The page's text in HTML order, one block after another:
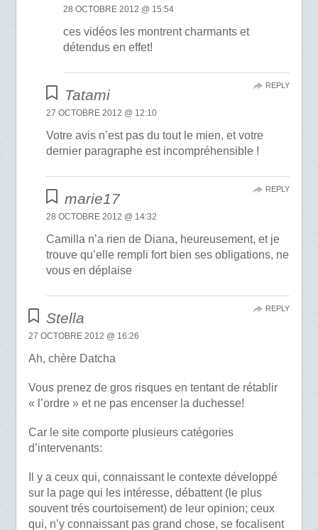
28 OCTOBRE 2012 @ 15:54
ces vidéos les montrent charmants et
détendus en effet!
Tatami
27 OCTOBRE 2012 @ 12:10
Votre avis n’est pas du tout le mien, et votre
dernier paragraphe est incompréhensible !
REPLY
marie17
28 OCTOBRE 2012 @ 14:32
Camilla n’a rien de Diana, heureusement, et je
trouve qu’elle rempli fort bien ses obligations, ne
vous en déplaise
REPLY
Stella
27 OCTOBRE 2012 @ 16:26
Ah, chère Datcha
Vous prenez de gros risques en tentant de rétablir
« l’ordre » et ne pas encenser la duchesse!
Car le site comporte plusieurs catégories
d’intervenants:
Il y a ceux qui, connaissant le contexte développé
sur la page qui les intéresse, débattent (le plus
souvent trés courtoisement) de leur opinion; ceux
qui, n’y connaissant pas grand chose, se focalisent
REPLY